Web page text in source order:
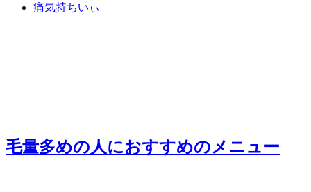
痛気持ちいぃ
毛量多めの人におすすめのメニュー